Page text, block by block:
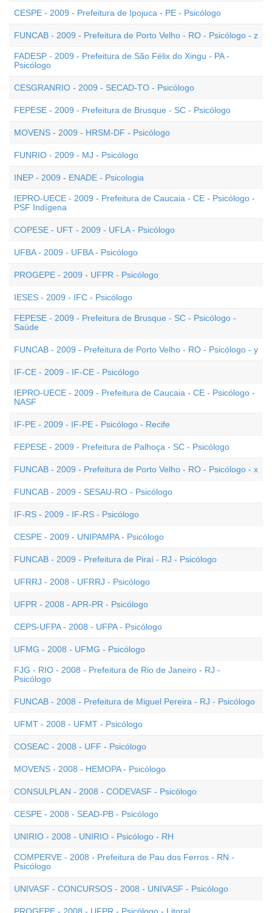
CESPE - 2009 - Prefeitura de Ipojuca - PE - Psicólogo
FUNCAB - 2009 - Prefeitura de Porto Velho - RO - Psicólogo - z
FADESP - 2009 - Prefeitura de São Félix do Xingu - PA -
Psicólogo
CESGRANRIO - 2009 - SECAD-TO - Psicólogo
FEPESE - 2009 - Prefeitura de Brusque - SC - Psicólogo
MOVENS - 2009 - HRSM-DF - Psicólogo
FUNRIO - 2009 - MJ - Psicólogo
INEP - 2009 - ENADE - Psicologia
IEPRO-UECE - 2009 - Prefeitura de Caucaia - CE - Psicólogo -
PSF Indígena
COPESE - UFT - 2009 - UFLA - Psicólogo
UFBA - 2009 - UFBA - Psicólogo
PROGEPE - 2009 - UFPR - Psicólogo
IESES - 2009 - IFC - Psicólogo
FEPESE - 2009 - Prefeitura de Brusque - SC - Psicólogo -
Saúde
FUNCAB - 2009 - Prefeitura de Porto Velho - RO - Psicólogo - y
IF-CE - 2009 - IF-CE - Psicólogo
IEPRO-UECE - 2009 - Prefeitura de Caucaia - CE - Psicólogo -
NASF
IF-PE - 2009 - IF-PE - Psicólogo - Recife
FEPESE - 2009 - Prefeitura de Palhoça - SC - Psicólogo
FUNCAB - 2009 - Prefeitura de Porto Velho - RO - Psicólogo - x
FUNCAB - 2009 - SESAU-RO - Psicólogo
IF-RS - 2009 - IF-RS - Psicólogo
CESPE - 2009 - UNIPAMPA - Psicólogo
FUNCAB - 2009 - Prefeitura de Piraí - RJ - Psicólogo
UFRRJ - 2008 - UFRRJ - Psicólogo
UFPR - 2008 - APR-PR - Psicólogo
CEPS-UFPA - 2008 - UFPA - Psicólogo
UFMG - 2008 - UFMG - Psicólogo
FJG - RIO - 2008 - Prefeitura de Rio de Janeiro - RJ -
Psicólogo
FUNCAB - 2008 - Prefeitura de Miguel Pereira - RJ - Psicólogo
UFMT - 2008 - UFMT - Psicólogo
COSEAC - 2008 - UFF - Psicólogo
MOVENS - 2008 - HEMOPA - Psicólogo
CONSULPLAN - 2008 - CODEVASF - Psicólogo
CESPE - 2008 - SEAD-PB - Psicólogo
UNIRIO - 2008 - UNIRIO - Psicólogo - RH
COMPERVE - 2008 - Prefeitura de Pau dos Ferros - RN -
Psicólogo
UNIVASF - CONCURSOS - 2008 - UNIVASF - Psicólogo